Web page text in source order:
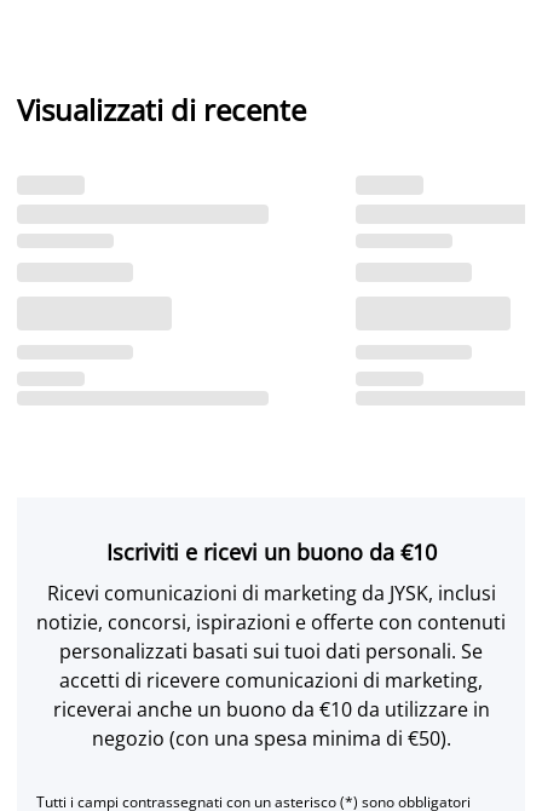
Visualizzati di recente
Iscriviti e ricevi un buono da €10
Ricevi comunicazioni di marketing da JYSK, inclusi
notizie, concorsi, ispirazioni e offerte con contenuti
personalizzati basati sui tuoi dati personali. Se
accetti di ricevere comunicazioni di marketing,
riceverai anche un buono da €10 da utilizzare in
negozio (con una spesa minima di €50).
Tutti i campi contrassegnati con un asterisco (*) sono obbligatori